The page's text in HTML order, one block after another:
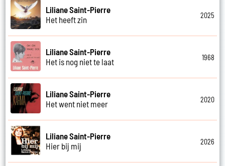
Liliane Saint-Pierre
Het heeft zin
2025
Liliane Saint-Pierre
Het is nog niet te laat
1968
Liliane Saint-Pierre
Het went niet meer
2020
Liliane Saint-Pierre
Hier bij mij
2026